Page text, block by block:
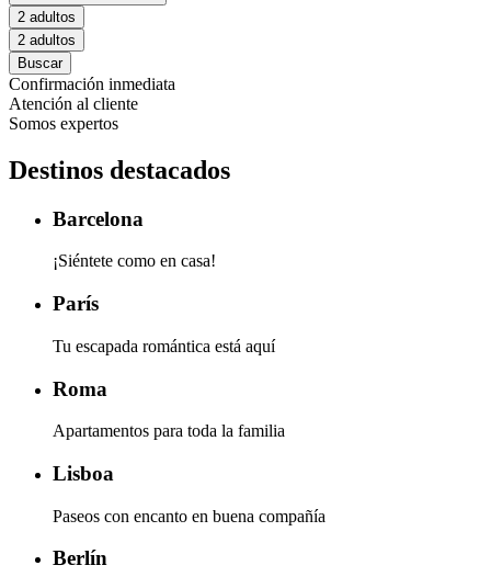
2 adultos
2 adultos
Buscar
Confirmación inmediata
Atención al cliente
Somos expertos
Destinos destacados
Barcelona
¡Siéntete como en casa!
París
Tu escapada romántica está aquí
Roma
Apartamentos para toda la familia
Lisboa
Paseos con encanto en buena compañía
Berlín